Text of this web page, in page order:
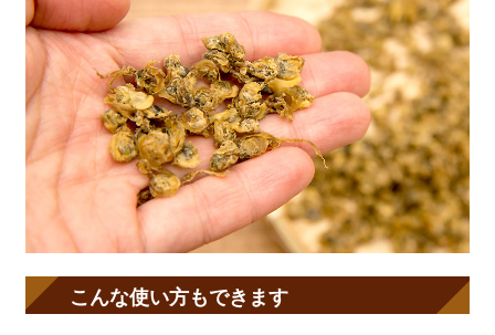
こんな使い方もできます